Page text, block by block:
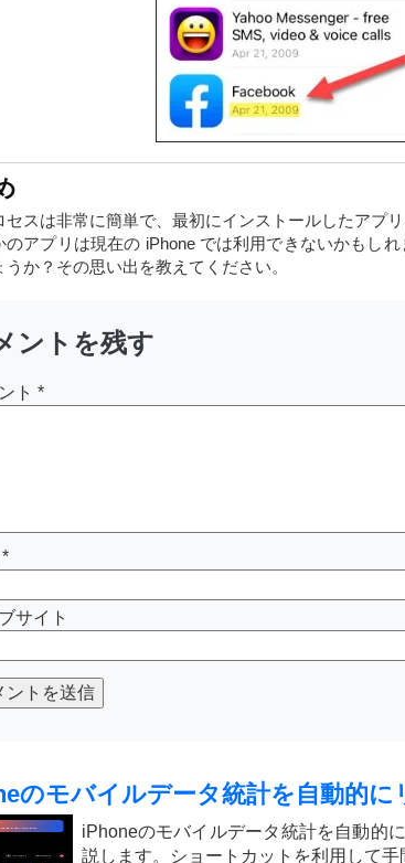
セスは非常に簡単で、最初にインストールしたアプ
のアプリは現在の iPhone では利用できないかもし
うか？その思い出を教えてください。
ントを残す
ト *
*
サイト
ントを送信
のモバイルデータ統計を自動的に
iPhoneのモバイルデータ統計を自動的
説します。ショートカットを利用して手